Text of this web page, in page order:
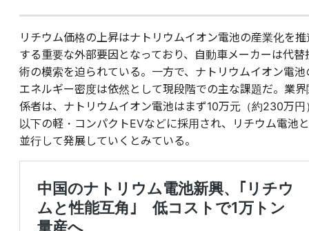
リチウム価格の上昇はナトリウムイオン電池の産業化を推
する重要な外部要因となっており、自動車メーカーは代替
術の模索を迫られている。一方で、ナトリウムイオン電池
エネルギー密度は依然として現段階での主な課題だ。業界
係者は、ナトリウムイオン電池はまず10万元（約230万円
以下の軽・コンパクトEVなどに採用され、リチウム電池と
並行して発展していくとみている。